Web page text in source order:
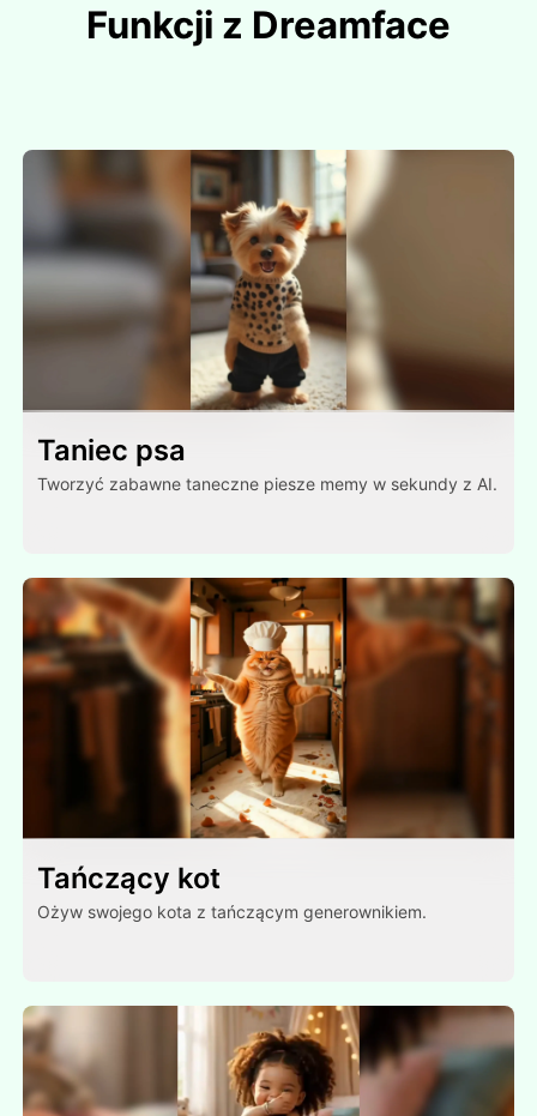
Funkcji z Dreamface
Taniec psa
Tworzyć zabawne taneczne piesze memy w sekundy z AI.
Tańczący kot
Ożyw swojego kota z tańczącym generownikiem.